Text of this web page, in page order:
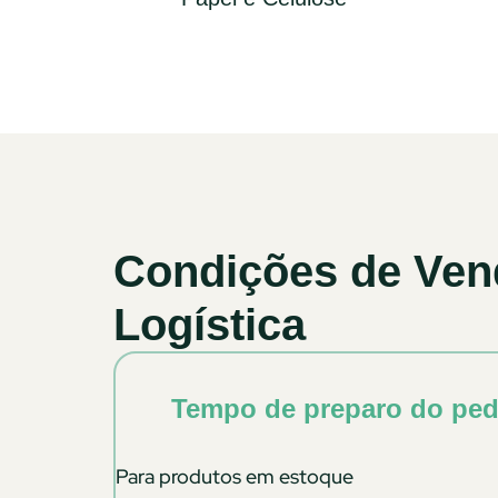
Condições de
Logística
Tempo de preparo do
Para produtos em estoque